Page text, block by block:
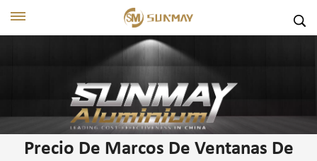
Precio De Marcos De Ventanas De